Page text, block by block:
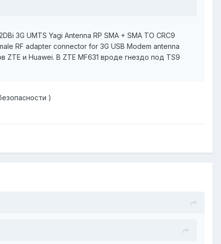
3G UMTS Yagi Antenna RP SMA + SMA TO CRC9
RF adapter connector for 3G USB Modem antenna
и Huawei. В ZTE MF631 вроде гнездо под TS9
)